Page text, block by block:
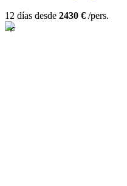
12 días desde 2430 € /pers.